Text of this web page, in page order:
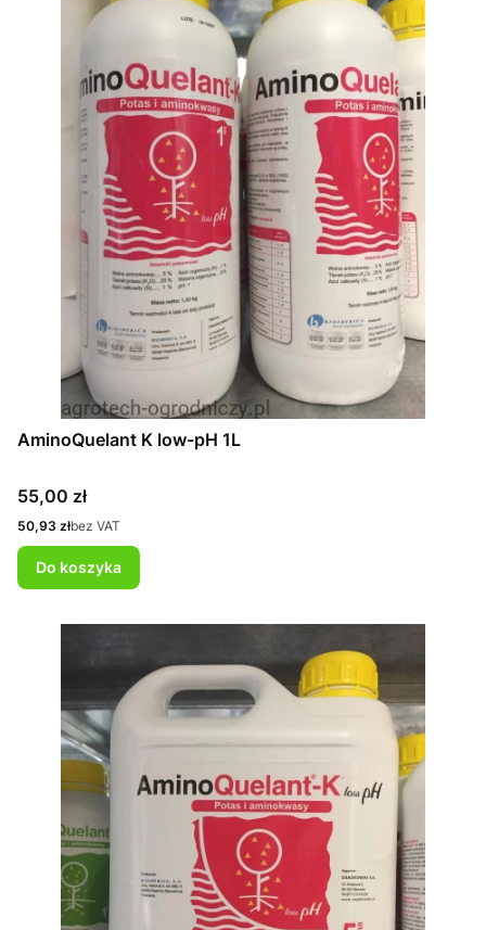
AminoQuelant K low-pH 1L
Cena
55,00 zł
Cena
50,93 złbez VAT
Do koszyka